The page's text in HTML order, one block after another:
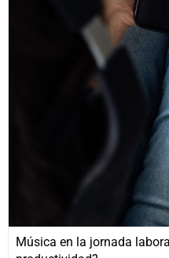
Música en la jornada